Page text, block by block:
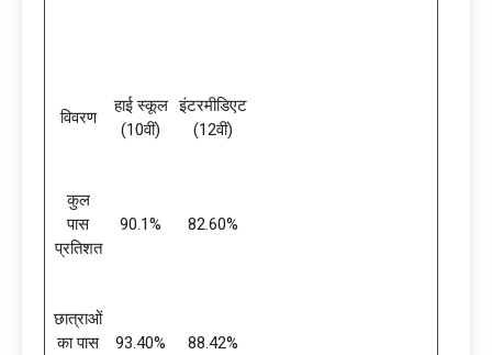
विवरण
हाई स्कूल
(10वीं)
इंटरमीडिएट
(12वीं)
कुल
पास
प्रतिशत
90.1% 82.60%
छात्राओं
का पास
93.40% 88.42%